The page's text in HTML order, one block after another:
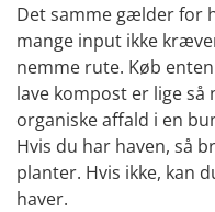
Det samme gælder for
mange input ikke
nemme rute. Køb
lave kompost er lige
organiske affald i en
Hvis du har haven, så
planter. Hvis ikke, kan
haver.